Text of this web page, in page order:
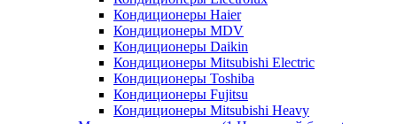
Кондиционеры Haier
Кондиционеры MDV
Кондиционеры Daikin
Кондиционеры Mitsubishi Electric
Кондиционеры Toshiba
Кондиционеры Fujitsu
Кондиционеры Mitsubishi Heavy